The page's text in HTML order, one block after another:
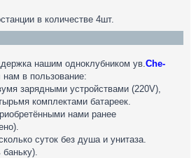
в количестве 4шт.
нашим одноклубником ув. Che-
нам в пользование:
зарядными устройствами (220V),
комплектами батареек.
нами ранее
суток без душа и унитаза.